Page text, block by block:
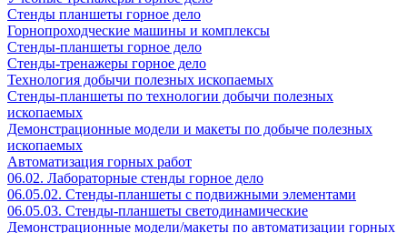
Стенды планшеты горное дело
Горнопроходческие машины и комплексы
Стенды-планшеты горное дело
Стенды-тренажеры горное дело
Технология добычи полезных ископаемых
Стенды-планшеты по технологии добычи полезных
ископаемых
Демонстрационные модели и макеты по добыче полезных
ископаемых
Автоматизация горных работ
06.02. Лабораторные стенды горное дело
06.05.02. Стенды-планшеты с подвижными элементами
06.05.03. Стенды-планшеты светодинамические
Демонстрационные модели/макеты по автоматизации горных